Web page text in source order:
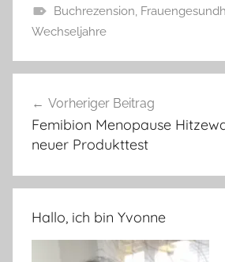
Buchrezension,
Wechseljahre
Vorheriger Beitrag
Femibion Menopause
neuer Produkttest
Hallo, ich bin Yvonne